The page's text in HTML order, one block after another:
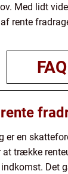
Med lidt
rente
FAQ
er en
at trække
Det